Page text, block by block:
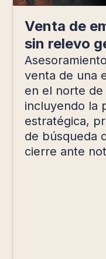
Venta de
sin relevo
venta de una
en el norte de
incluyendo la
estratégica,
de búsqueda
cierre ante